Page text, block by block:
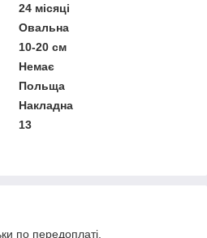
24 місяці
Овальна
10-20 см
Немає
Польща
Накладна
13
по передоплаті.